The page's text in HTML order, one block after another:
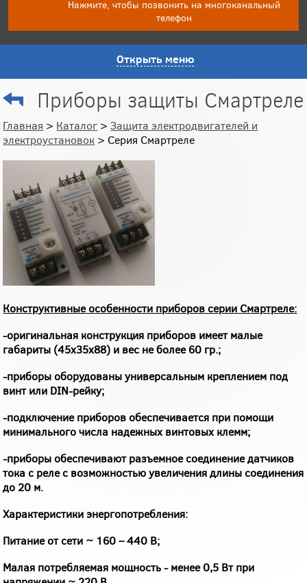
Нажмите, чтобы позвонить на многоканальный
телефон
Открыть меню
Приборы защиты Смартреле
Главная > Каталог >Защита электродвигателей и
электроустановок > Серия Смартреле
Конструктивные особенности приборов серии Смартреле:
-оригинальная конструкция приборов имеет малые
габариты (45х35х88) и вес не более 60 гр.;
-приборы оборудованы универсальным креплением под
винт или DIN-рейку;
-подключение приборов обеспечивается при помощи
минимального числа надежных винтовых клемм;
-приборы обеспечивают разъемное соединение датчиков
тока с реле с возможностью увеличения длины соединения
до 20 м.
Характеристики энергопотребления:
Питание от сети ~ 160 – 440 В;
Малая потребляемая мощность - менее 0,5 Вт при